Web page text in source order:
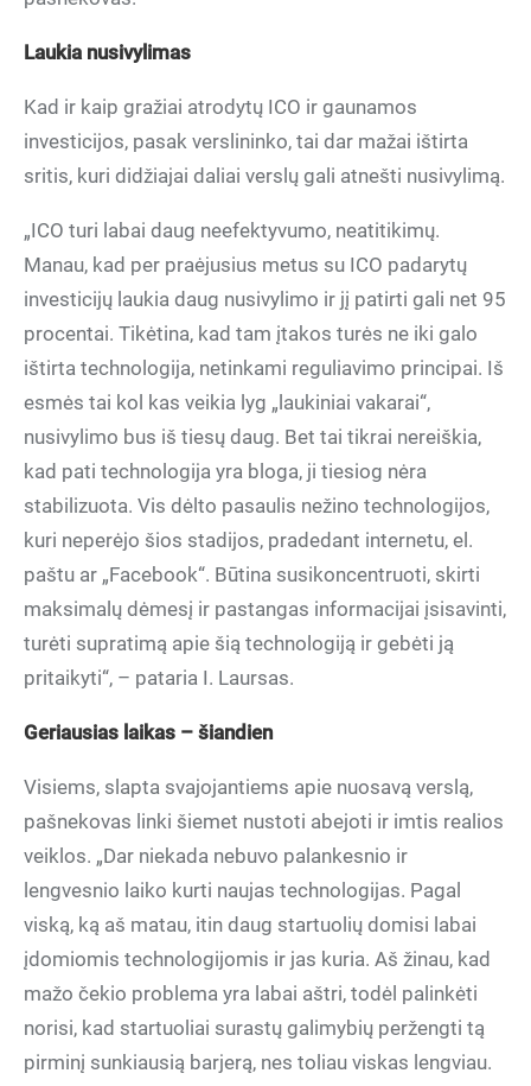
Laukia nusivylimas
Kad ir kaip gražiai atrodytų ICO ir gaunamos
investicijos, pasak verslininko, tai dar mažai ištirta
sritis, kuri didžiajai daliai verslų gali atnešti nusivylimą.
„ICO turi labai daug neefektyvumo, neatitikimų.
Manau, kad per praėjusius metus su ICO padarytų
investicijų laukia daug nusivylimo ir jį patirti gali net 95
procentai. Tikėtina, kad tam įtakos turės ne iki galo
ištirta technologija, netinkami reguliavimo principai. Iš
esmės tai kol kas veikia lyg „laukiniai vakarai“,
nusivylimo bus iš tiesų daug. Bet tai tikrai nereiškia,
kad pati technologija yra bloga, ji tiesiog nėra
stabilizuota. Vis dėlto pasaulis nežino technologijos,
kuri neperėjo šios stadijos, pradedant internetu, el.
paštu ar „Facebook“. Būtina susikoncentruoti, skirti
maksimalų dėmesį ir pastangas informacijai įsisavinti,
turėti supratimą apie šią technologiją ir gebėti ją
pritaikyti“, – pataria I. Laursas.
Geriausias laikas – šiandien
Visiems, slapta svajojantiems apie nuosavą verslą,
pašnekovas linki šiemet nustoti abejoti ir imtis realios
veiklos. „Dar niekada nebuvo palankesnio ir
lengvesnio laiko kurti naujas technologijas. Pagal
viską, ką aš matau, itin daug startuolių domisi labai
įdomiomis technologijomis ir jas kuria. Aš žinau, kad
mažo čekio problema yra labai aštri, todėl palinkėti
norisi, kad startuoliai surastų galimybių peržengti tą
pirminį sunkiausią barjerą, nes toliau viskas lengviau.